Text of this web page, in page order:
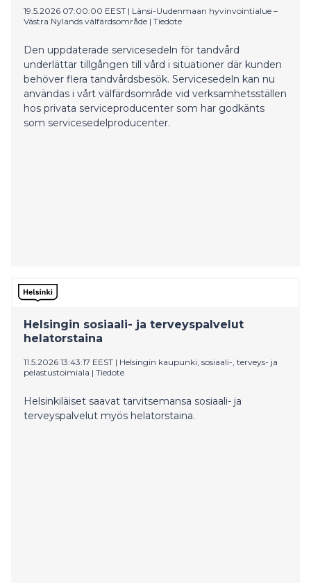
19.5.2026 07:00:00 EEST | Länsi-Uudenmaan hyvinvointialue –
Västra Nylands välfärdsområde | Tiedote
Den uppdaterade servicesedeln för tandvård
underlättar tillgången till vård i situationer där kunden
behöver flera tandvårdsbesök. Servicesedeln kan nu
användas i vårt välfärdsområde vid verksamhetsställen
hos privata serviceproducenter som har godkänts
som servicesedelproducenter.
Helsingin sosiaali- ja terveyspalvelut
helatorstaina
11.5.2026 13:43:17 EEST | Helsingin kaupunki, sosiaali-, terveys- ja
pelastustoimiala | Tiedote
Helsinkiläiset saavat tarvitsemansa sosiaali- ja
terveyspalvelut myös helatorstaina.